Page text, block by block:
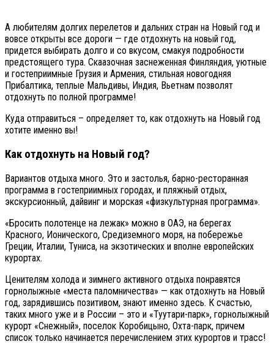
А любителям долгих перелетов и дальних стран на Новый год и
вовсе открыты все дороги — где отдохнуть на новый год,
придется выбирать долго и со вкусом, смакуя подробности
предстоящего тура. Скаазочная заснеженная Финляндия, уютные
и гостеприимные Грузия и Армения, стильная новогодняя
Прибалтика, теплые Мальдивы, Индия, Вьетнам позволят
отдохнуть по полной программе!
Куда отправиться – определяет то, как отдохнуть на Новый год
хотите именно вы!
Как отдохнуть на Новый год?
Вариантов отдыха много. Это и застолья, барно-ресторанная
программа в гостеприимных городах, и пляжный отдых,
экскурсионный, дайвинг и морская «физкультурная программа».
«Бросить полотенце на лежак» можно в ОАЭ, на берегах
Красного, Ионического, Средиземного моря, на побережье
Греции, Италии, Туниса, на экзотических и вполне европейских
курортах.
Ценителям холода и зимнего активного отдыха понравятся
горнолыжные «места паломничества» — как отдохнуть на Новый
год, зарядившись позитивом, знают именно здесь. К счастью,
таких много уже и в России – это и «Туутари-парк», горнолыжный
курорт «Снежный», поселок Коробицыно, Охта-парк, причем
список только начинается перечислением этих курортов и трасс!